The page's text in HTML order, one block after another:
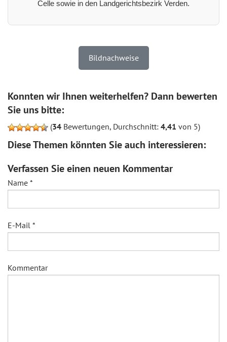
Celle sowie in den Landgerichtsbezirk Verden.
Bildnachweise
Konnten wir Ihnen weiterhelfen? Dann bewerten
Sie uns bitte:
(34 Bewertungen, Durchschnitt: 4,41 von 5)
Diese Themen könnten Sie auch interessieren:
Verfassen Sie einen neuen Kommentar
Name *
E-Mail *
Kommentar